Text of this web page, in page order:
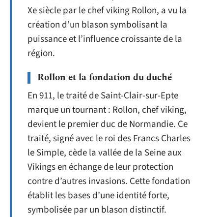
Xe siècle par le chef viking Rollon, a vu la
création d’un blason symbolisant la
puissance et l’influence croissante de la
région.
Rollon et la fondation du duché
En 911, le traité de Saint-Clair-sur-Epte
marque un tournant : Rollon, chef viking,
devient le premier duc de Normandie. Ce
traité, signé avec le roi des Francs Charles
le Simple, cède la vallée de la Seine aux
Vikings en échange de leur protection
contre d’autres invasions. Cette fondation
établit les bases d’une identité forte,
symbolisée par un blason distinctif.